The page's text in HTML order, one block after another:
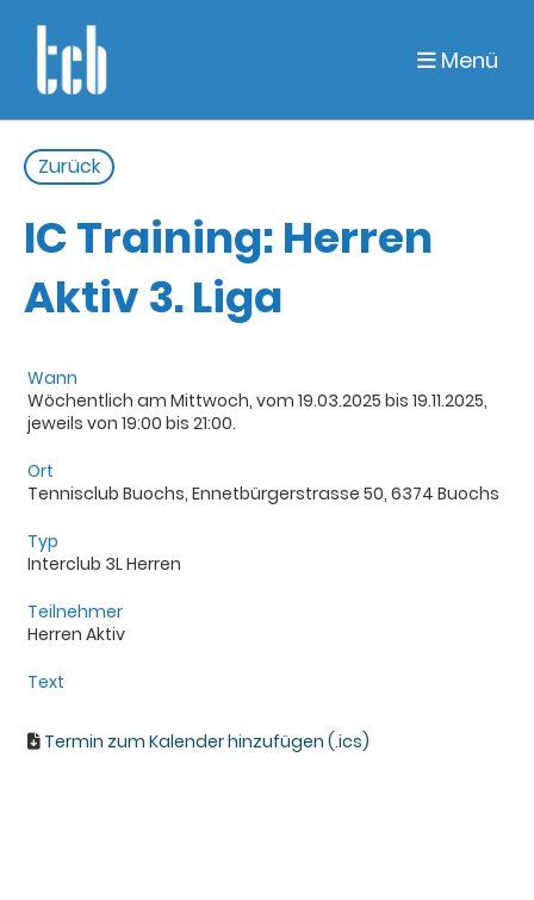
Menü
Zurück
IC Training: Herren
Aktiv 3. Liga
Wann
Wöchentlich am Mittwoch, vom 19.03.2025 bis 19.11.2025,
jeweils von 19:00 bis 21:00.
Ort
Tennisclub Buochs, Ennetbürgerstrasse 50, 6374 Buochs
Typ
Interclub 3L Herren
Teilnehmer
Herren Aktiv
Text
Termin zum Kalender hinzufügen (.ics)